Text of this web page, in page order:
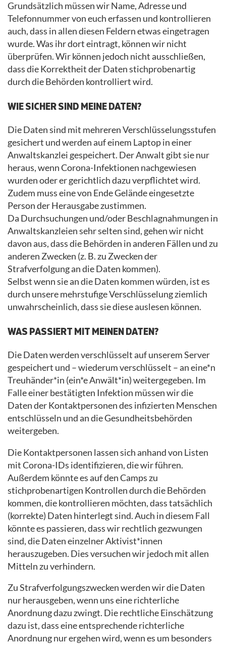
Grundsätzlich müssen wir Name, Adresse und
Telefonnummer von euch erfassen und kontrollieren
auch, dass in allen diesen Feldern etwas eingetragen
wurde. Was ihr dort eintragt, können wir nicht
überprüfen. Wir können jedoch nicht ausschließen,
dass die Korrektheit der Daten stichprobenartig
durch die Behörden kontrolliert wird.
WIE SICHER SIND MEINE DATEN?
Die Daten sind mit mehreren Verschlüsselungsstufen
gesichert und werden auf einem Laptop in einer
Anwaltskanzlei gespeichert. Der Anwalt gibt sie nur
heraus, wenn Corona-Infektionen nachgewiesen
wurden oder er gerichtlich dazu verpflichtet wird.
Zudem muss eine von Ende Gelände eingesetzte
Person der Herausgabe zustimmen.
Da Durchsuchungen und/oder Beschlagnahmungen in
Anwaltskanzleien sehr selten sind, gehen wir nicht
davon aus, dass die Behörden in anderen Fällen und zu
anderen Zwecken (z. B. zu Zwecken der
Strafverfolgung an die Daten kommen).
Selbst wenn sie an die Daten kommen würden, ist es
durch unsere mehrstufige Verschlüsselung ziemlich
unwahrscheinlich, dass sie diese auslesen können.
WAS PASSIERT MIT MEINEN DATEN?
Die Daten werden verschlüsselt auf unserem Server
gespeichert und – wiederum verschlüsselt – an eine*n
Treuhänder*in (ein*e Anwält*in) weitergegeben. Im
Falle einer bestätigten Infektion müssen wir die
Daten der Kontaktpersonen des infizierten Menschen
entschlüsseln und an die Gesundheitsbehörden
weitergeben.
Die Kontaktpersonen lassen sich anhand von Listen
mit Corona-IDs identifizieren, die wir führen.
Außerdem könnte es auf den Camps zu
stichprobenartigen Kontrollen durch die Behörden
kommen, die kontrollieren möchten, dass tatsächlich
(korrekte) Daten hinterlegt sind. Auch in diesem Fall
könnte es passieren, dass wir rechtlich gezwungen
sind, die Daten einzelner Aktivist*innen
herauszugeben. Dies versuchen wir jedoch mit allen
Mitteln zu verhindern.
Zu Strafverfolgungszwecken werden wir die Daten
nur herausgeben, wenn uns eine richterliche
Anordnung dazu zwingt. Die rechtliche Einschätzung
dazu ist, dass eine entsprechende richterliche
Anordnung nur ergehen wird, wenn es um besonders